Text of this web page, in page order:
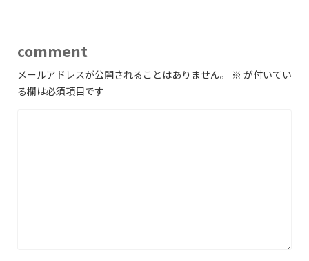
comment
メールアドレスが公開されることはありません。 ※ が付いてい
る欄は必須項目です